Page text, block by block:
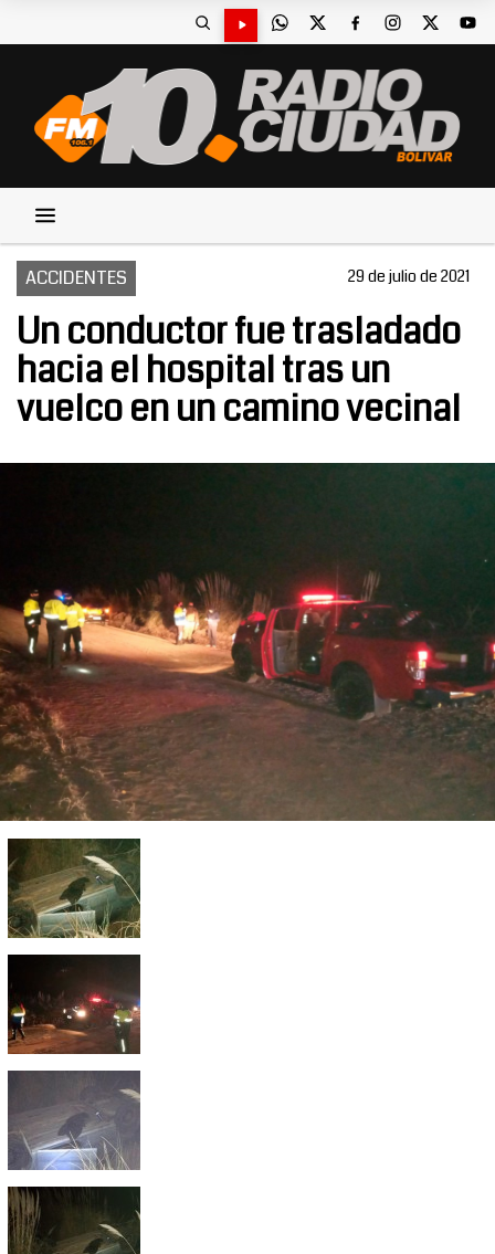
ACCIDENTES 29 de julio de 2021
Un conductor fue trasladado
hacia el hospital tras un
vuelco en un camino vecinal